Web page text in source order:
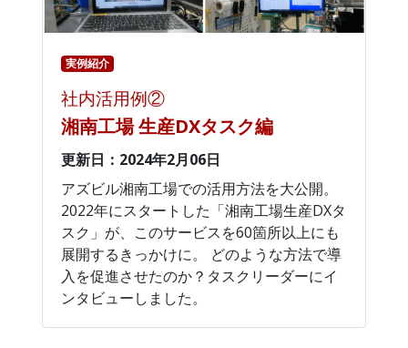
実例紹介
社内活用例②
湘南工場 生産DXタスク編
更新日：2024年2月06日
アズビル湘南工場での活用方法を大公開。
2022年にスタートした「湘南工場生産DXタ
スク」が、このサービスを60箇所以上にも
展開するきっかけに。 どのような方法で導
入を促進させたのか？タスクリーダーにイ
ンタビューしました。